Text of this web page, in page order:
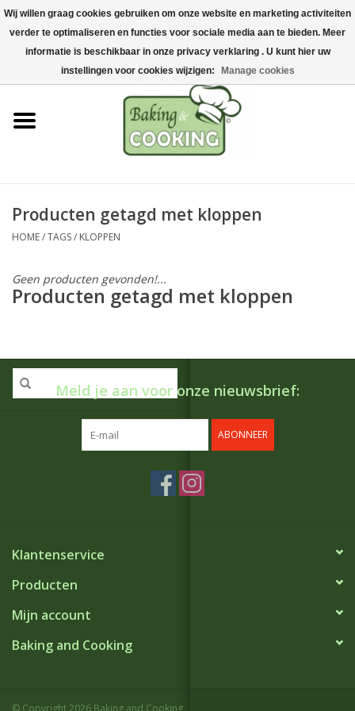
Home
Bak-& kookgerei
Machines & onderdelen
Chocolade & ijsbereiding
Hygiëne & opslag
Grondstoffen & Presentatie
Producten getagd met kloppen
HOME/TAGS/ KLOPPEN
Geen producten gevonden!...
Producten getagd met kloppen
Meld je aan voor onze nieuwsbrief:
ABONNEER
Klantenservice
Producten
Mijn account
Baking and Cooking
© Copyright 2026 Baking and Cooking
Wij willen graag cookies gebruiken om onze website en marketing activiteiten
verder te optimaliseren en functies voor sociale media aan te bieden. Meer
informatie is beschikbaar in onze privacy verklaring . U kunt hier uw
instellingen voor cookies wijzigen:
Manage cookies